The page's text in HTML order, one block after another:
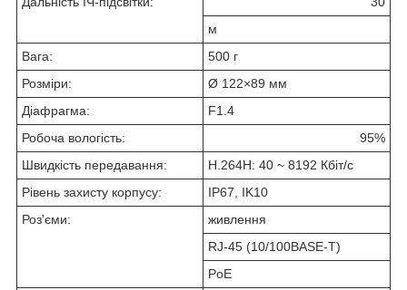
м
Вага:
500 г
Розміри:
Ø 122×89 мм
Діафрагма:
F1.4
Робоча вологість:
95%
Швидкість передавання:
H.264H: 40 ~ 8192 Кбіт/с
Рівень захисту корпусу:
IP67, IK10
Роз'єми:
живлення
RJ-45 (10/100BASE-T)
PoE